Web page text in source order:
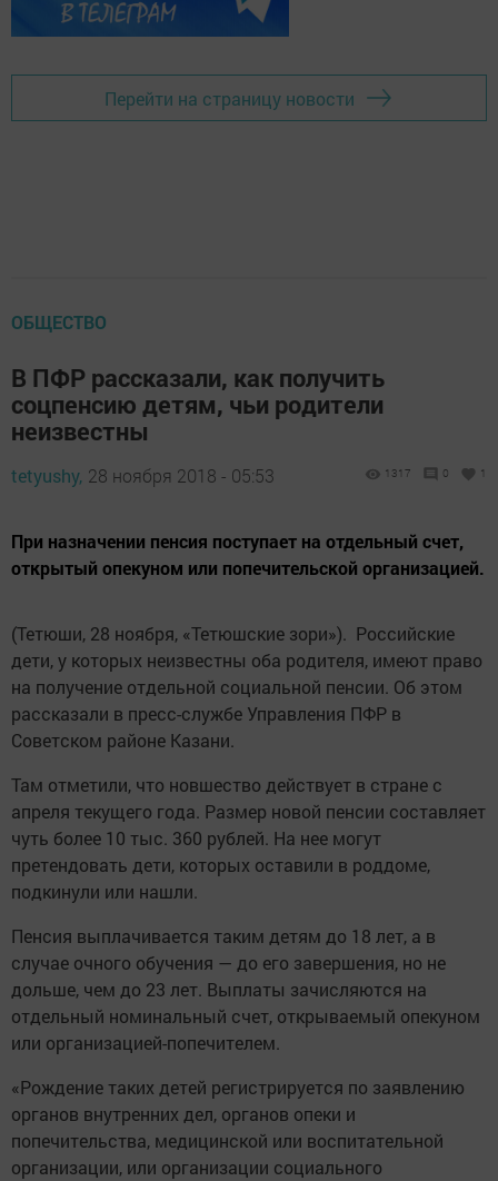
Перейти на страницу новости
ОБЩЕСТВО
В ПФР рассказали, как получить
соцпенсию детям, чьи родители
неизвестны
tetyushy, 28 ноября 2018 - 05:53 1317 0 1
При назначении пенсия поступает на отдельный счет,
открытый опекуном или попечительской организацией.
(Тетюши, 28 ноября, «Тетюшские зори»). Российские
дети, у которых неизвестны оба родителя, имеют право
на получение отдельной социальной пенсии. Об этом
рассказали в пресс-службе Управления ПФР в
Советском районе Казани.
Там отметили, что новшество действует в стране с
апреля текущего года. Размер новой пенсии составляет
чуть более 10 тыс. 360 рублей. На нее могут
претендовать дети, которых оставили в роддоме,
подкинули или нашли.
Пенсия выплачивается таким детям до 18 лет, а в
случае очного обучения — до его завершения, но не
дольше, чем до 23 лет. Выплаты зачисляются на
отдельный номинальный счет, открываемый опекуном
или организацией-попечителем.
«Рождение таких детей регистрируется по заявлению
органов внутренних дел, органов опеки и
попечительства, медицинской или воспитательной
организации, или организации социального